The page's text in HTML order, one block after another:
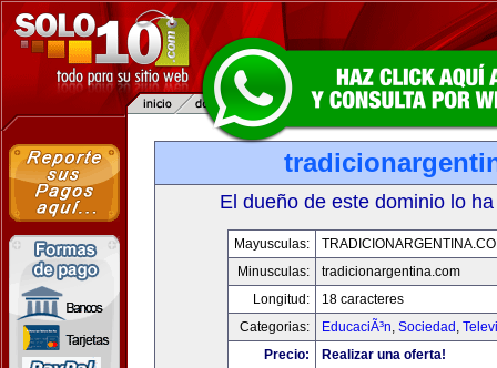
El dueño de este dominio lo
Mayusculas:
Minusculas:
tradicionargentina.com
Longitud:
18 caracteres
Categorias:
EducaciÃ³n, Sociedad ,
Precio:
Realizar una oferta!